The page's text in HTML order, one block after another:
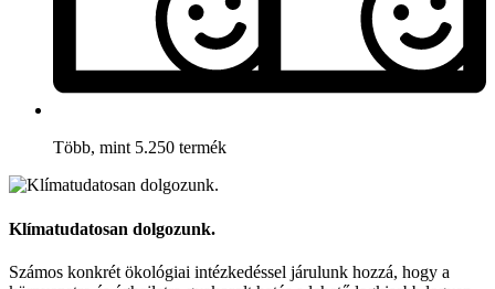
Több, mint 5.250 termék
Klímatudatosan dolgozunk.
Számos konkrét ökológiai intézkedéssel járulunk hozzá, hogy a